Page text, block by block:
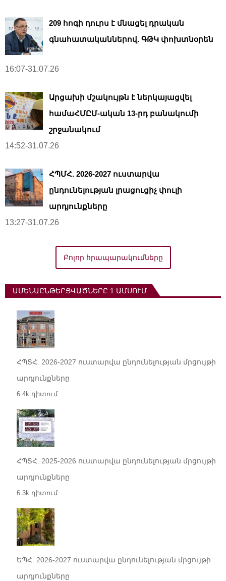
209 հոգի դուրս է մնացել դրական
գնահատականներով. ԳԹԿ փոխտնօրեն
16:07-31.07.26
Արցախի մշակույթն է ներկայացվել
համաՀՄԸՄ-ական 13-րդ բանակումի
շրջանակում
14:52-31.07.26
ՀՊՄՀ. 2026-2027 ուստարվա
ընդունելության լրացուցիչ փուլի
արդյունքները
13:27-31.07.26
Բոլոր հրապարակումները
ԱՄԵՆԱԸՆԹԵՐՑՎԱԾՆԵՐԸ 1 ԱՄՍՈՒՄ
ՀՊՏՀ. 2026-2027 ուստարվա ընդունելության մրցույթի
արդյունքները
6.4k դիտում
ՀՊՏՀ. 2025-2026 ուստարվա ընդունելության մրցույթի
արդյունքները
6.3k դիտում
ԵՊՀ. 2026-2027 ուստարվա ընդունելության մրցույթի
արդյունքները